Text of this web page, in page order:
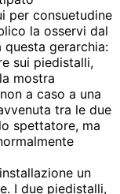
per consuetudine
la osservi dal
gerarchia:
sui piedistalli,
mostra
a caso a una
tra le due
spettatore, ma
un
I due piedistalli,